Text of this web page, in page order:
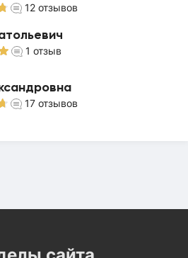
12 отзывов
1 отзыв
17 отзывов